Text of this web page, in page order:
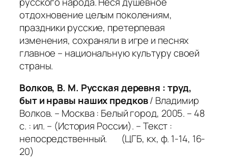
отдохновение целым поколениям,
праздники русские, претерпевая
изменения, сохраняли в игре и песнях
главное – национальную культуру своей
страны.
Волков, В. М. Русская деревня : труд,
быт и нравы наших предков/ Владимир
Волков. – Москва : Белый город, 2005. – 48
с. : ил. – (История России). – Текст :
непосредственный. (ЦГБ, кх, ф. 1-14, 16-
20)